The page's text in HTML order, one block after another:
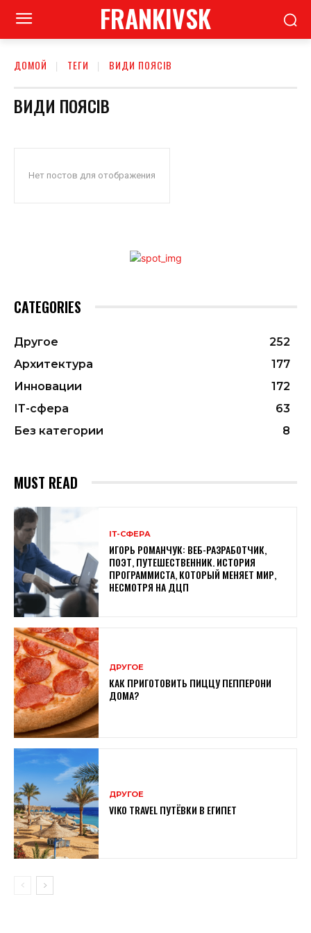
FRANKIVSK
ДОМОЙ ТЕГИ ВИДИ ПОЯСІВ
ВИДИ ПОЯСІВ
Нет постов для отображения
CATEGORIES
Другое
252
Архитектура
177
Инновации
172
ІТ-сфера
63
Без категории
8
MUST READ
ІТ-СФЕРА
ИГОРЬ РОМАНЧУК: ВЕБ-РАЗРАБОТЧИК,
ПОЭТ, ПУТЕШЕСТВЕННИК. ИСТОРИЯ
ПРОГРАММИСТА, КОТОРЫЙ МЕНЯЕТ МИР,
НЕСМОТРЯ НА ДЦП
ДРУГОЕ
КАК ПРИГОТОВИТЬ ПИЦЦУ ПЕППЕРОНИ
ДОМА?
ДРУГОЕ
VIKO TRAVEL ПУТЁВКИ В ЕГИПЕТ